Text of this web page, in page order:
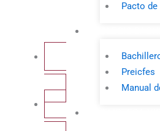
Pacto
Preicfes
Manual